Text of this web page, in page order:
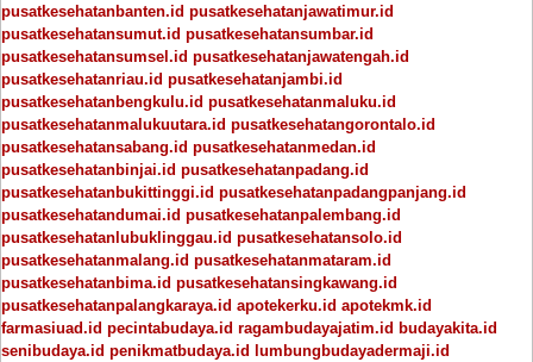
pusatkesehatanbanten.id pusatkesehatanjawatimur.id
pusatkesehatansumut.id pusatkesehatansumbar.id
pusatkesehatansumsel.id pusatkesehatanjawatengah.id
pusatkesehatanriau.id pusatkesehatanjambi.id
pusatkesehatanbengkulu.id pusatkesehatanmaluku.id
pusatkesehatanmalukuutara.id pusatkesehatangorontalo.id
pusatkesehatansabang.id pusatkesehatanmedan.id
pusatkesehatanbinjai.id pusatkesehatanpadang.id
pusatkesehatanbukittinggi.id pusatkesehatanpadangpanjang.id
pusatkesehatandumai.id pusatkesehatanpalembang.id
pusatkesehatanlubuklinggau.id pusatkesehatansolo.id
pusatkesehatanmalang.id pusatkesehatanmataram.id
pusatkesehatanbima.id pusatkesehatansingkawang.id
pusatkesehatanpalangkaraya.id apotekerku.id apotekmk.id
farmasiuad.id pecintabudaya.id ragambudayajatim.id budayakita.id
senibudaya.id penikmatbudaya.id
lumbungbudayadermaji.id